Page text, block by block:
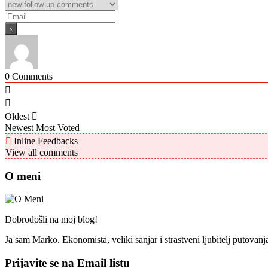
0 Comments
Oldest
Newest Most Voted
Inline Feedbacks
View all comments
O meni
Dobrodošli na moj blog!
Ja sam Marko. Ekonomista, veliki sanjar i strastveni ljubitelj
Prijavite se na Email listu